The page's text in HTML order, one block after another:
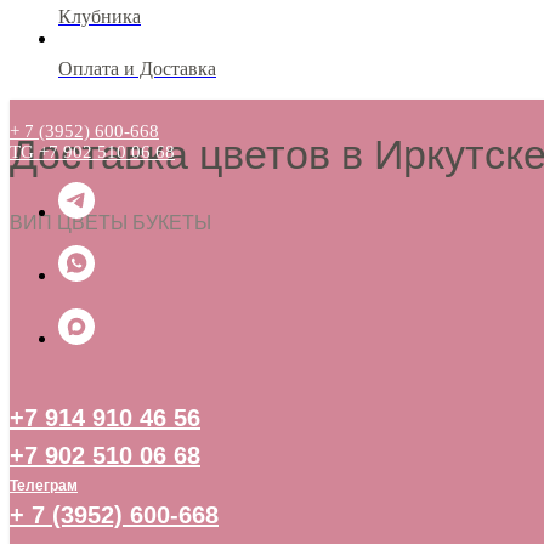
Доставка цветов в
ВИП ЦВЕТЫ БУКЕТЫ
+7 914 910 46 56
+7 902 510 06 68
Телеграм
+ 7 (3952) 600-668
Клубника
Оплата и Доставка
+ 7 (3952) 600-668
TG +7 902 510 06 68